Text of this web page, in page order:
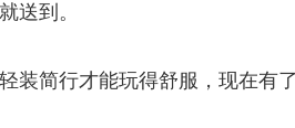
送到。
简行才能玩得舒服，现在有了